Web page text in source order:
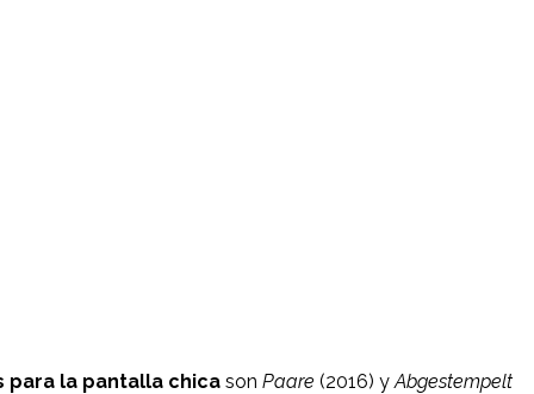
para la pantalla chica son Paare (2016) yAbgestempelt